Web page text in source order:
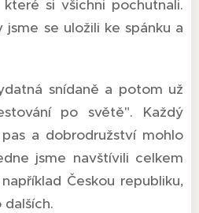
si všichni pochutnali.
jsme se uložili ke spánku a
snídaně a potom už
po světě". Každý
a dobrodružství mohlo
jsme navštívili celkem
Českou republiku,
dalších.